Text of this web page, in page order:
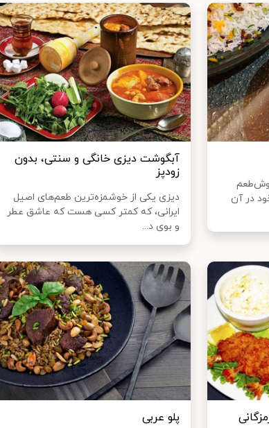
در آن
آبگوشت دیزی خانگی و سنتی، بدون
زودپز
دیزی یکی از خوشمزه‌ترین طعم‌های اصیل
ایرانی، که کمتر کسی هست که عاشق عطر
و بوی د...
پلو عربی